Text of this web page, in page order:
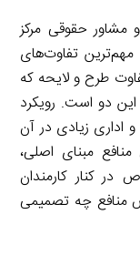
مشاور حقوقی مرکز
تفاوت‌های
طرح و لایحه که
دو است. رویکرد
زیادی در آن
مبنای اصلی،
کنار کارمندان
منافع چه تصمیمی